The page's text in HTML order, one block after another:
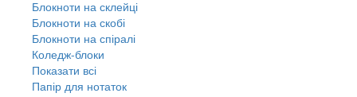
Блокноти на склейці
Блокноти на скобі
Блокноти на спіралі
Коледж-блоки
Показати всі
Папір для нотаток